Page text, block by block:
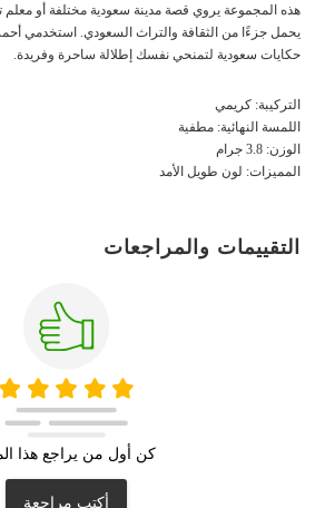
هذه المجموعة يروي قصة مدينة سعودية مختلفة أو معلم
يحمل جزءًا من الثقافة والتراث السعودي. استخدمي
حكايات سعودية لتمنحي نفسك إطلالة ساحرة وفريدة.
التركيبة: كريمي
اللمسة النهائية: مطفية
الوزن: 3.8 جرام
المميزات: لون طويل الأمد
التقييمات والمراجعات
كن أول من يراجع هذا
أكتب مراجعة